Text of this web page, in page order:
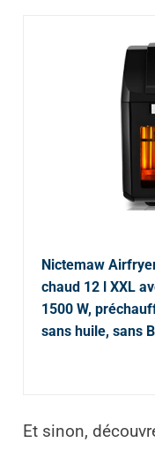
Nictemaw
chaud 12 l XXL
1500 W,
sans huile, sans
Et sinon,